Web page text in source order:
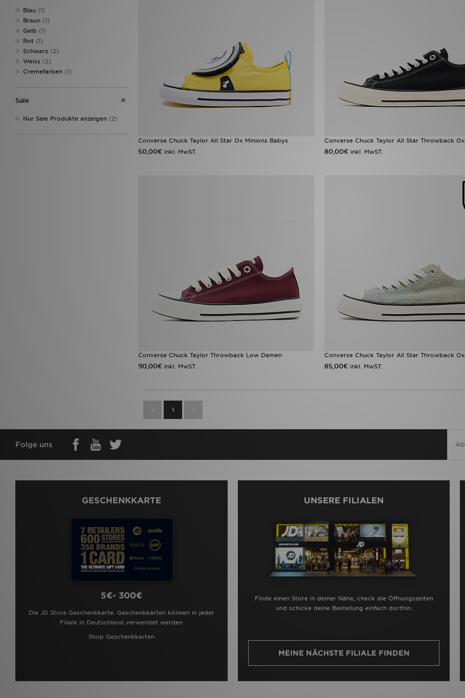
Blau (1)
Braun (1)
Gelb (1)
Rot (1)
Schwarz (2)
Weiss (2)
Cremefarben (1)
Sale
Nur Sale Produkte anzeigen (2)
Converse Chuck Taylor All Star Ox Minions Babys
50,00€ inkl. MwST.
Converse Chuck Taylor All Star Throwback Ox
80,00€ inkl. MwST.
Converse Chuck Taylor Throwback Low Damen
90,00€ inkl. MwST.
Converse Chuck Taylor All Star Throwback Ox
85,00€ inkl. MwST.
1
Folge uns
GESCHENKKARTE
5€- 300€
Die JD Store Geschenkkarte. Geschenkkarten können in jeder
Filiale in Deutschland verwendet werden
Shop Geschenkkarten
UNSERE FILIALEN
Finde einen Store in deiner Nähe, check die Öffnungszeiten
und schicke deine Bestellung einfach dorthin.
MEINE NÄCHSTE FILIALE FINDEN